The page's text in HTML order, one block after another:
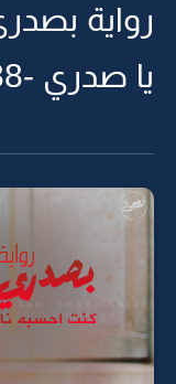
رواية
يا صدري -38